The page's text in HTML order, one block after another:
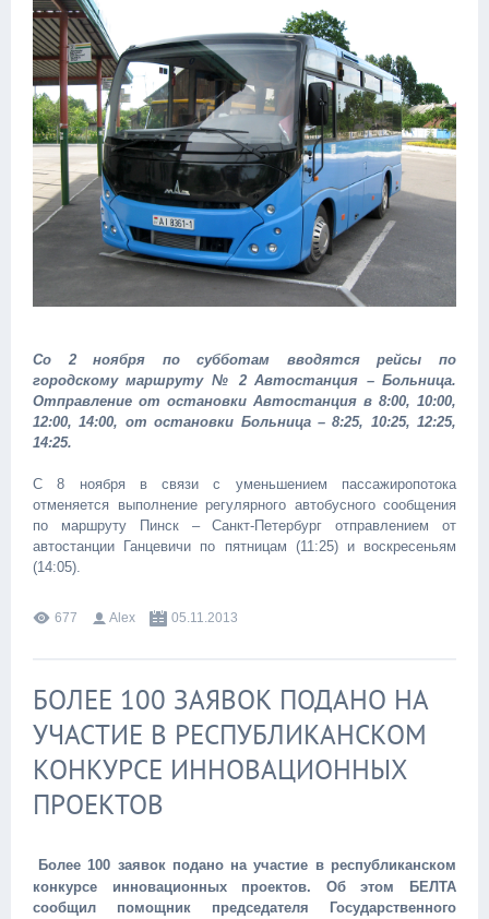
Со 2 ноября по субботам вводятся рейсы по
городскому маршруту № 2 Автостанция – Больница.
Отправление от остановки Автостанция в 8:00, 10:00,
12:00, 14:00, от остановки Больница – 8:25, 10:25, 12:25,
14:25.
С 8 ноября в связи с уменьшением пассажиропотока
отменяется выполнение регулярного автобусного сообщения
по маршруту Пинск – Санкт-Петербург отправлением от
автостанции Ганцевичи по пятницам (11:25) и воскресеньям
(14:05).
677 Alex 05.11.2013
БОЛЕЕ 100 ЗАЯВОК ПОДАНО НА
УЧАСТИЕ В РЕСПУБЛИКАНСКОМ
КОНКУРСЕ ИННОВАЦИОННЫХ
ПРОЕКТОВ
Более 100 заявок подано на участие в республиканском
конкурсе инновационных проектов. Об этом БЕЛТА
сообщил помощник председателя Государственного